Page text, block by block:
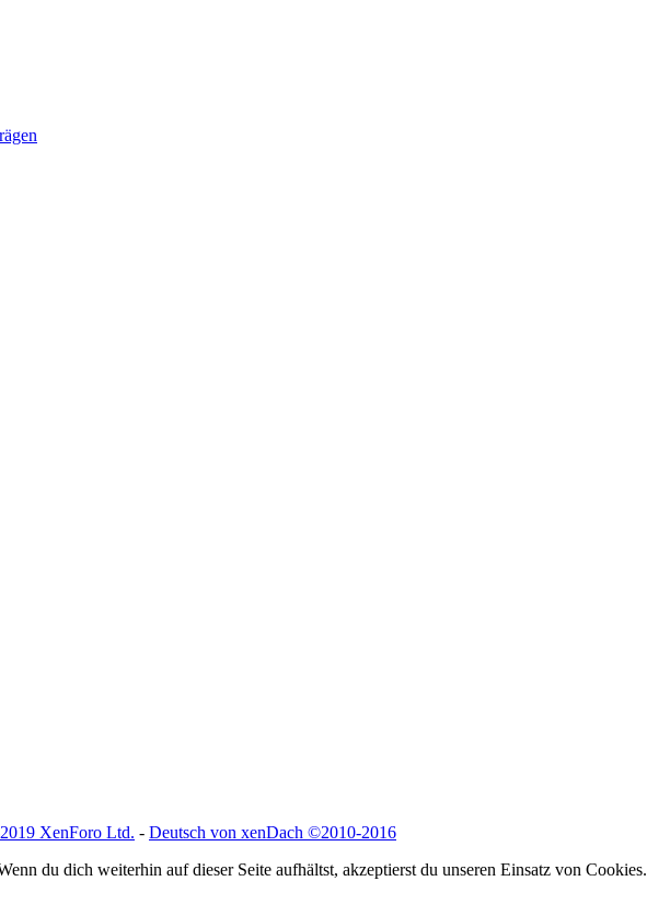
XenForo Ltd. - Deutsch von xenDach ©2010-2016
du dich weiterhin auf dieser Seite aufhältst, akzeptierst du unseren Einsatz von Cookies.